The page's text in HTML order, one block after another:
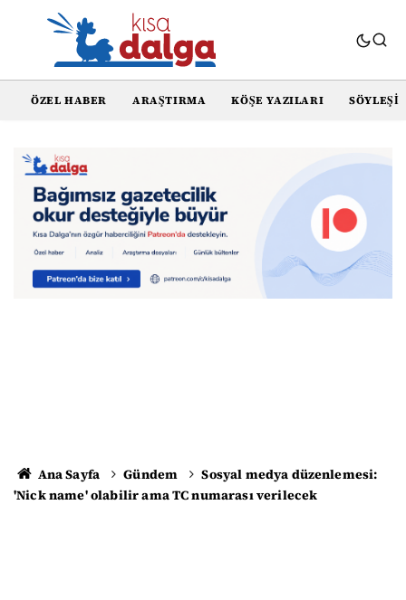
ÖZEL HABER ARAŞTIRMA KÖŞE YAZILARI SÖYLEŞI
Ana Sayfa Gündem
Sosyal medya düzenlemesi:
'Nick name' olabilir ama TC numarası verilecek